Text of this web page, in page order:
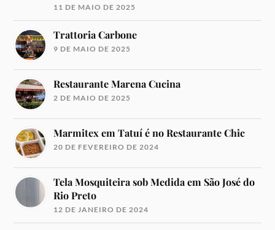
11 DE MAIO DE 2025
Trattoria Carbone
9 DE MAIO DE 2025
Restaurante Marena Cucina
2 DE MAIO DE 2025
Marmitex em Tatuí é no Restaurante Chic
20 DE FEVEREIRO DE 2024
Tela Mosquiteira sob Medida em São José do
Rio Preto
12 DE JANEIRO DE 2024